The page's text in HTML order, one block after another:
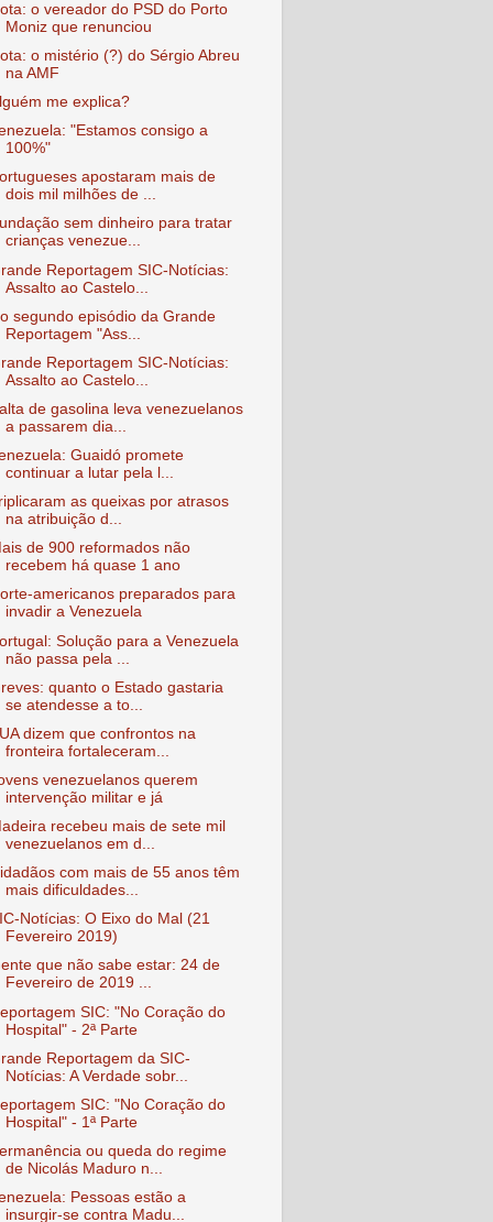
o vereador do PSD do Porto
Moniz que renunciou
o mistério (?) do Sérgio Abreu
na AMF
me explica?
"Estamos consigo a
100%"
apostaram mais de
dois mil milhões de ...
sem dinheiro para tratar
crianças venezue...
Reportagem SIC-Notícias:
Assalto ao Castelo...
segundo episódio da Grande
Reportagem "Ass...
Reportagem SIC-Notícias:
Assalto ao Castelo...
de gasolina leva venezuelanos
a passarem dia...
Guaidó promete
continuar a lutar pela l...
as queixas por atrasos
na atribuição d...
de 900 reformados não
recebem há quase 1 ano
americanos preparados para
invadir a Venezuela
Solução para a Venezuela
não passa pela ...
quanto o Estado gastaria
se atendesse a to...
dizem que confrontos na
fronteira fortaleceram...
venezuelanos querem
intervenção militar e já
recebeu mais de sete mil
venezuelanos em d...
com mais de 55 anos têm
mais dificuldades...
Notícias: O Eixo do Mal (21
Fevereiro 2019)
que não sabe estar: 24 de
Fevereiro de 2019 ...
SIC: "No Coração do
Hospital" - 2ª Parte
Reportagem da SIC-
Notícias: A Verdade sobr...
SIC: "No Coração do
Hospital" - 1ª Parte
ou queda do regime
de Nicolás Maduro n...
Pessoas estão a
insurgir-se contra Madu...